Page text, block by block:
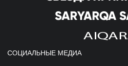
СОЦИАЛЬНЫЕ МЕДИА